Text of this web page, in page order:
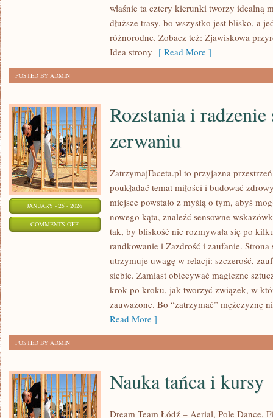
właśnie ta cztery kierunki tworzy idealną
dłuższe trasy, bo wszystko jest blisko, a
różnorodne. Zobacz też: Zjawiskowa
Idea strony [ Read More ]
POSTED BY ADMIN
JANUARY - 25 - 2026
COMMENTS OFFON
Rozstania i radzenie
zerwaniu
ZatrzymajFaceta.pl to przyjazna
poukładać temat miłości i budować
miejsce powstało z myślą o tym, abyś
nowego kąta, znaleźć sensowne
tak, by bliskość nie rozmywała się po
randkowanie i Zazdrość i zaufanie.
utrzymuje uwagę w relacji: szczerość,
siebie. Zamiast obiecywać magiczne
krok po kroku, jak tworzyć związek, w
zauważone. Bo “zatrzymać” mężczyznę
Read More ]
POSTED BY ADMIN
Nauka tańca i kursy
Dream Team Łódź – Aerial, Pole Dance,